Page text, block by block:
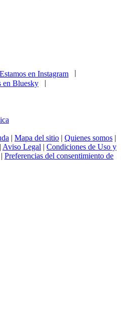
|
| Mapa del sitio | Quienes somos |
| Aviso Legal | Condiciones de Uso y
| Preferencias del consentimiento de